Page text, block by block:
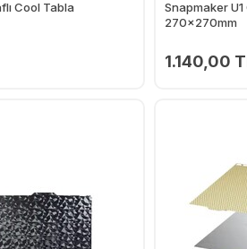
Cool Tabla
Snapmaker U1
270x270mm
1.140,00